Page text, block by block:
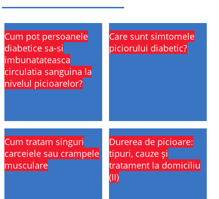
Cum pot persoanele
diabetice sa-si
imbunatateasca
circulatia sanguina la
nivelul picioarelor?
Care sunt simtomele
piciorului diabetic?
Cum tratam singuri
carceiele sau crampele
musculare
Durerea de picioare:
tipuri, cauze și
tratament la domiciliu
(II)